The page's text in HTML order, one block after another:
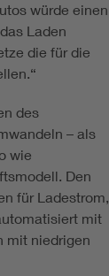
würde einen
Laden
die für die
des
– als
wie
Den
für Ladestrom,
mit
mit niedrigen